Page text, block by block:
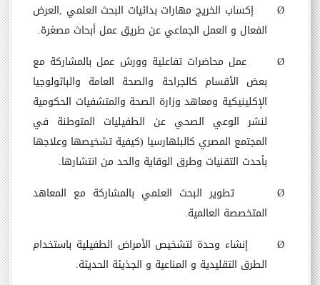
Ø
إكساب الخريج مهارات بدائيات البحث العلمي ,العرض
الفعال و العمل الجماعي عن طريق عمل أبحاث مصغرة.
Ø
عمل محاضرات تفاعلية وورش عمل بالمشاركة مع
بعض الأقسام كالجراحة والصحة العامة والباثولوجيا
الإكلينيكية ومعاهد وزارة الصحة والمتشفيات الحكومية
لنشر الوعي الصحي عن الطفيليات المتوطنة في
المجتمع المصري كالبلهارسيا (كيفية تشخيصها وعلاجها
بأحدث التقنيات وطرق الوقاية والحد من انتشارها.
Ø
تطوير البحث العلمي بالمشاركة مع المعاهد
المتخصصة العالمية.
Ø
إنشاء وحدة لتشخيص الأمراض الطفيلية باستخدام
الطرق التقليدية و المناعية و الجذيئة الحديثة.